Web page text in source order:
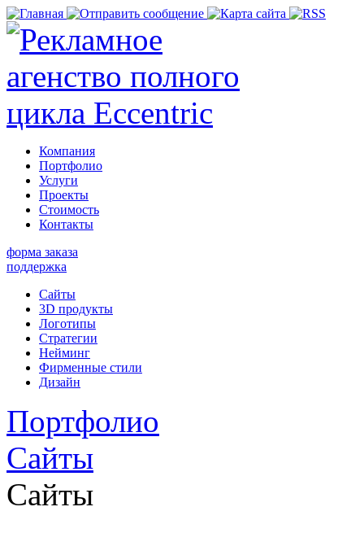
Компания
Портфолио
Услуги
Проекты
Стоимость
Контакты
форма заказа
поддержка
Сайты
3D продукты
Логотипы
Стратегии
Нейминг
Фирменные стили
Дизайн
Портфолио
Сайты
Сайты